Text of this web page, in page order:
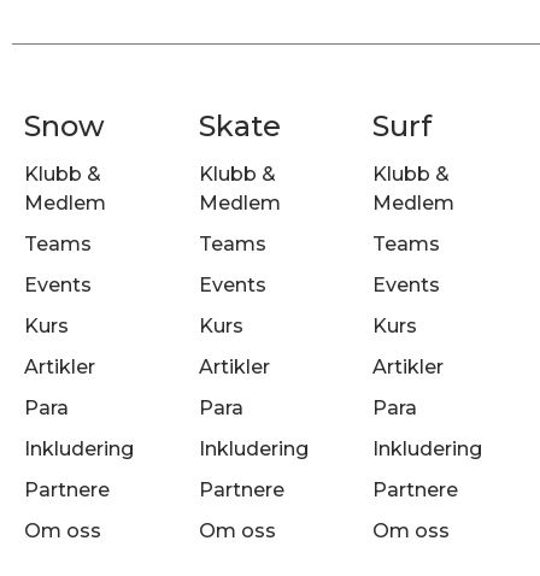
Snow
Klubb &
Medlem
Teams
Events
Kurs
Artikler
Para
Inkludering
Partnere
Om oss
Skate
Klubb &
Medlem
Teams
Events
Kurs
Artikler
Para
Inkludering
Partnere
Om oss
Surf
Klubb &
Medlem
Teams
Events
Kurs
Artikler
Para
Inkludering
Partnere
Om oss